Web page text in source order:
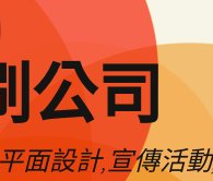
公司
面設計,宣傳活